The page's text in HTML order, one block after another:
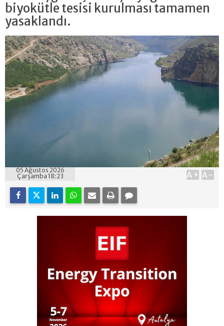
biyokütle tesisi kurulması tamamen
yasaklandı.
05 Ağustos 2026
Çarşamba 18:23
A+ A-